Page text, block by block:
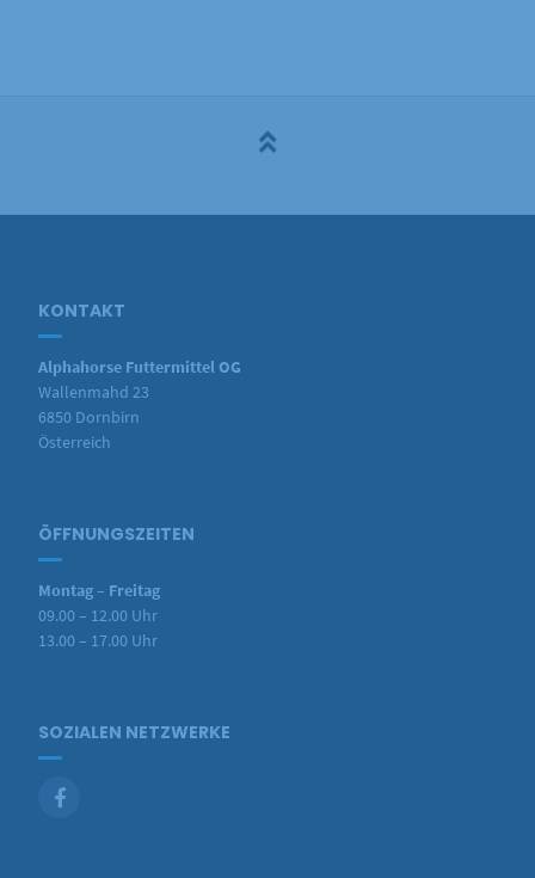
KONTAKT
Alphahorse Futtermittel OG
Wallenmahd 23
6850 Dornbirn
Österreich
ÖFFNUNGSZEITEN
Montag – Freitag
09.00 – 12.00 Uhr
13.00 – 17.00 Uhr
SOZIALEN NETZWERKE